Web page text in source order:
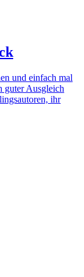
und einfach mal
guter Ausgleich
ihr